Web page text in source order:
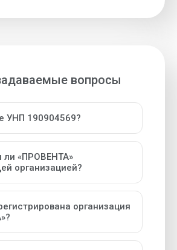
вопросы
УНП 190904569?
ли «ПРОВЕНТА»
организацией?
организация